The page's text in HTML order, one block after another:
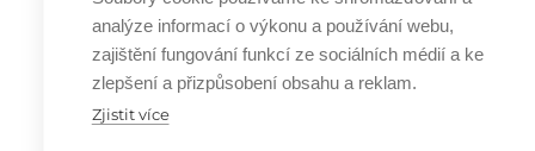
analýze informací o výkonu a používání webu,
zajištění fungování funkcí ze sociálních médií a ke
zlepšení a přizpůsobení obsahu a reklam.
Zjistit více